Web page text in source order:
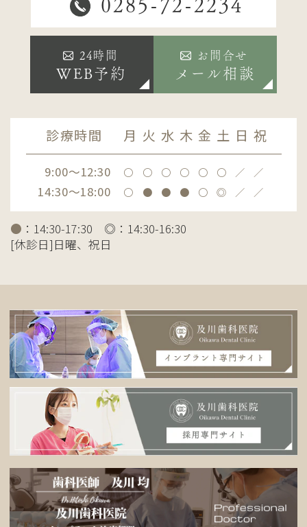
0285-72-2234
24時間
WEB予約
お問合せ
メール相談
診療時間 月 火 水 木 金 土 日 祝
9:00～12:30 〇 〇 〇 〇 〇 〇 ／ ／
14:30～18:00 〇 ● ● ● 〇 ◎ ／ ／
● ：14:30-17:30 ◎：14:30-16:30
[休診日]日曜、祝日